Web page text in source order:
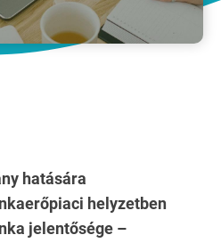
hatására
helyzetben
jelentősége –